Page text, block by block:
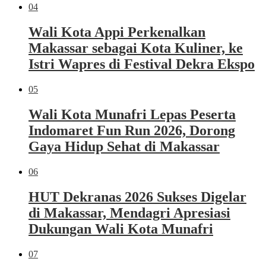
04
Wali Kota Appi Perkenalkan
Makassar sebagai Kota Kuliner, ke
Istri Wapres di Festival Dekra Ekspo
05
Wali Kota Munafri Lepas Peserta
Indomaret Fun Run 2026, Dorong
Gaya Hidup Sehat di Makassar
06
HUT Dekranas 2026 Sukses Digelar
di Makassar, Mendagri Apresiasi
Dukungan Wali Kota Munafri
07